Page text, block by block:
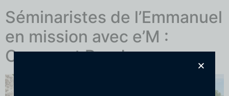
Séminaristes de l’Emmanuel
en mission avec e’M :
Creuse et Bondy